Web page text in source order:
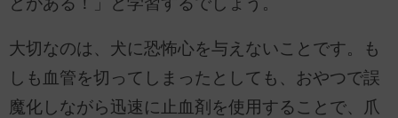
大切なのは、犬に恐怖心を与えないことです。も
しも血管を切ってしまったとしても、おやつで誤
魔化しながら迅速に止血剤を使用することで、爪